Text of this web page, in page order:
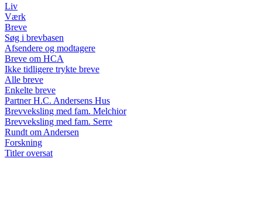
Liv
Værk
Breve
Søg i brevbasen
Afsendere og modtagere
Breve om HCA
Ikke tidligere trykte breve
Alle breve
Enkelte breve
Partner H.C. Andersens Hus
Brevveksling med fam. Melchior
Brevveksling med fam. Serre
Rundt om Andersen
Forskning
Titler oversat